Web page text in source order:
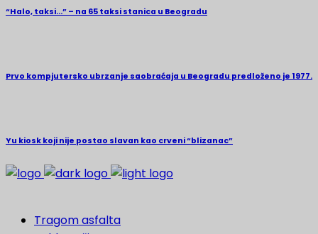
“Halo, taksi…” – na 65 taksi stanica u Beogradu
Prvo kompjutersko ubrzanje saobraćaja u Beogradu predloženo je 1977.
Yu kiosk koji nije postao slavan kao crveni “blizanac”
Tragom asfalta